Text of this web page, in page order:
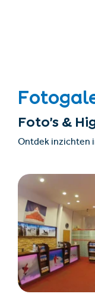
Foto’s &
Ontdek inzichten